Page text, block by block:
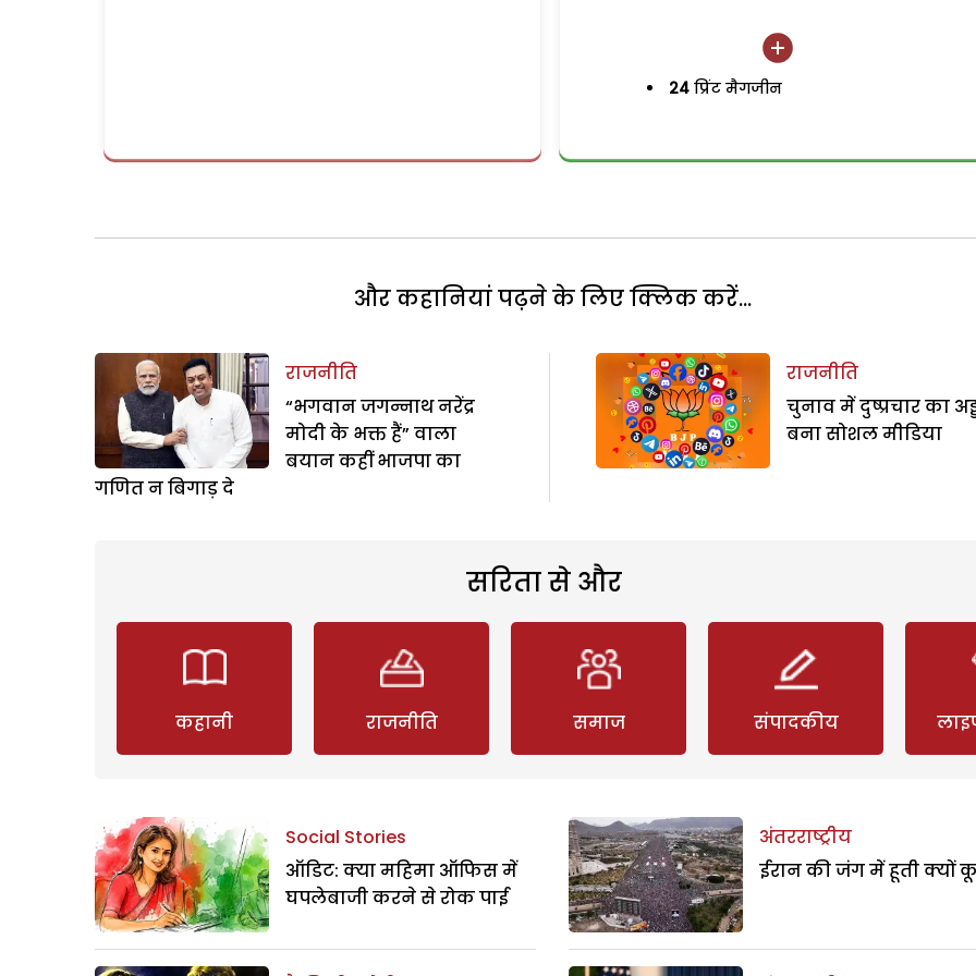
24 प्रिंट मैगजीन
और कहानियां पढ़ने के लिए क्लिक करें...
राजनीति
“भगवान जगन्नाथ नरेंद्र
मोदी के भक्त हैं” वाला
बयान कहीं भाजपा का
गणित न बिगाड़ दे
राजनीति
चुनाव में दुष्प्रचार का
बना सोशल मीडिया
सरिता से और
कहानी राजनीति समाज संपादकीय
Social Stories
ऑडिट: क्या महिमा ऑफिस में
घपलेबाजी करने से रोक पाई
अंतरराष्ट्रीय
ईरान की जंग में हूती क्यों